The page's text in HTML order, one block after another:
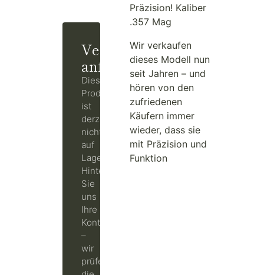
Verfügbarkeit
anfragen
Dieses
Produkt
ist
derzeit
nicht
auf
Lager.
Hinterlassen
Sie
uns
Ihre
Kontaktdaten
–
wir
prüfen
Präzision! Kaliber
.357 Mag
Wir verkaufen
dieses Modell nun
seit Jahren – und
hören von den
zufriedenen
Käufern immer
wieder, dass sie
mit Präzision und
Funktion